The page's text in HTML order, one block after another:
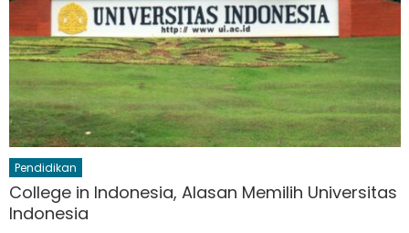
Pendidikan
College in Indonesia, Alasan Memilih Universitas
Indonesia